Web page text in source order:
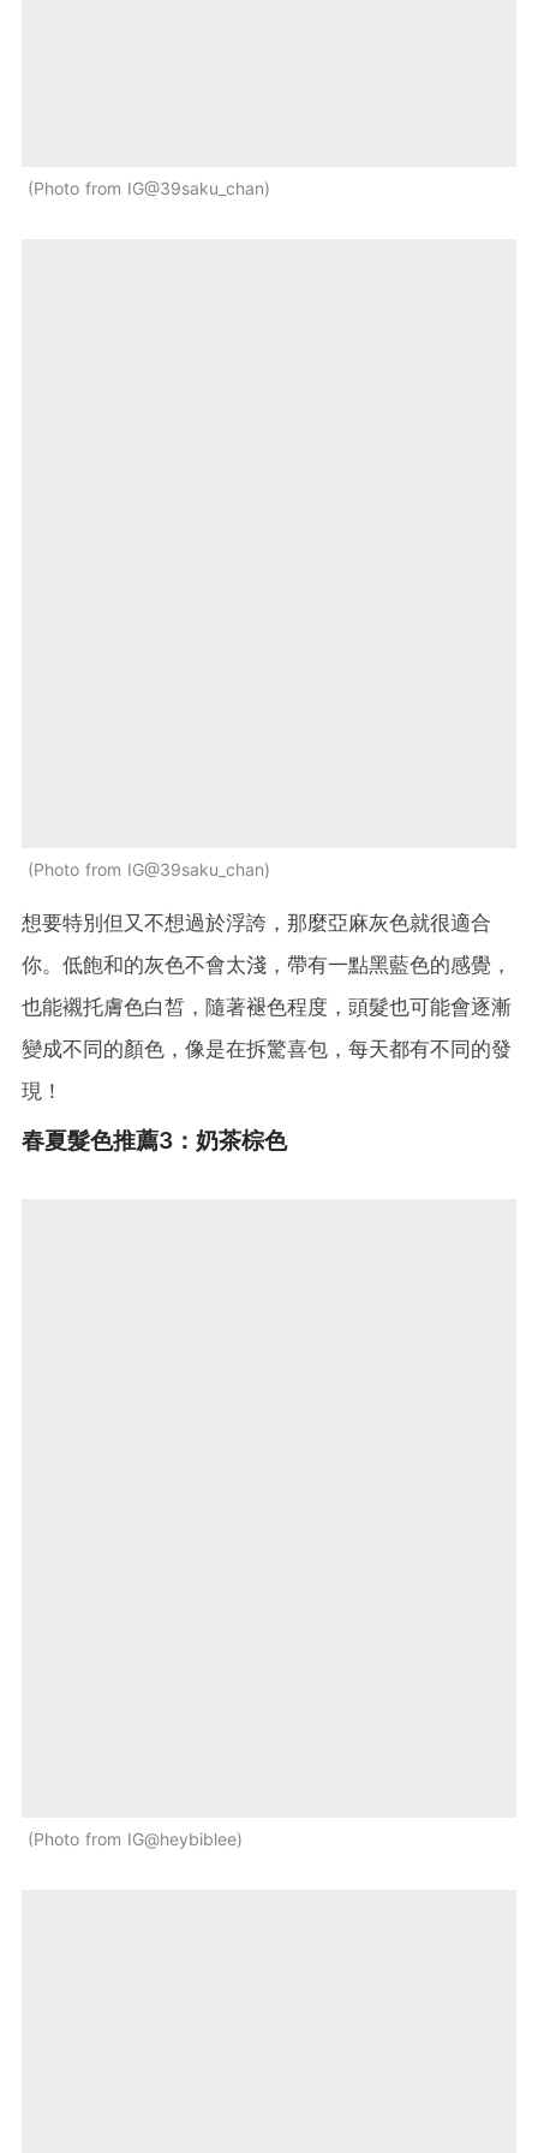
Photo from IG@39saku_chan
Photo from IG@39saku_chan
想要特別但又不想過於浮誇，那麼亞麻灰色就很適合
你。低飽和的灰色不會太淺，帶有一點黑藍色的感覺，
也能襯托膚色白皙，隨著褪色程度，頭髮也可能會逐漸
變成不同的顏色，像是在拆驚喜包，每天都有不同的發
現！
春夏髮色推薦3：奶茶棕色
Photo from IG@heybiblee